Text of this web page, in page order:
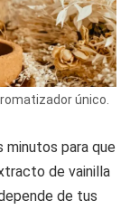
único.
minutos para que
de vainilla
de tus